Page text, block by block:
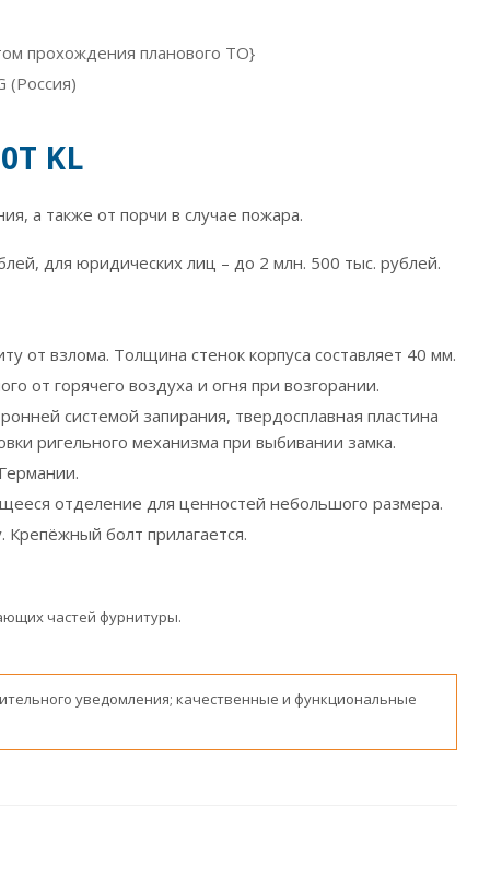
прохождения планового ТО}
(Россия)
KL
а также от порчи в случае пожара.
для юридических лиц – до 2 млн. 500 тыс. рублей.
от взлома. Толщина стенок корпуса составляет 40 мм.
от горячего воздуха и огня при возгорании.
системой запирания, твердосплавная пластина
ригельного механизма при выбивании замка.
отделение для ценностей небольшого размера.
болт прилагается.
частей фурнитуры.
уведомления; качественные и функциональные